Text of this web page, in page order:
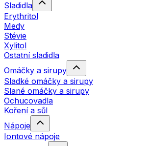
Sladidla
Erythritol
Medy
Stévie
Xylitol
Ostatní sladidla
Omáčky a sirupy
Sladké omáčky a sirupy
Slané omáčky a sirupy
Ochucovadla
Koření a sůl
Nápoje
Iontové nápoje